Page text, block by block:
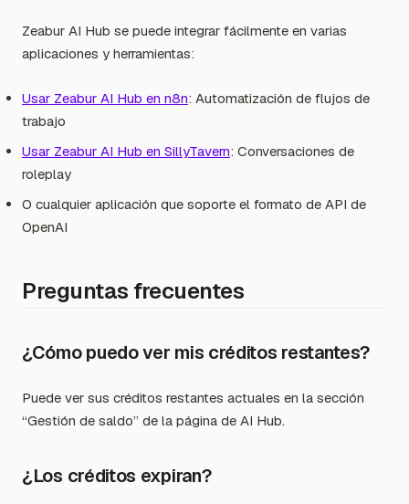
Zeabur AI Hub se puede integrar fácilmente en varias
aplicaciones y herramientas:
Usar Zeabur AI Hub en n8n: Automatización de flujos de
trabajo
Usar Zeabur AI Hub en SillyTavern: Conversaciones de
roleplay
O cualquier aplicación que soporte el formato de API de
OpenAI
Preguntas frecuentes
¿Cómo puedo ver mis créditos restantes?
Puede ver sus créditos restantes actuales en la sección
“Gestión de saldo” de la página de AI Hub.
¿Los créditos expiran?